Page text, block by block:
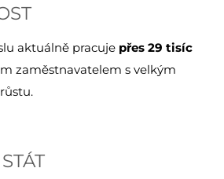
aktuálně pracuje přes 29 tisíc
zaměstnavatelem s velkým